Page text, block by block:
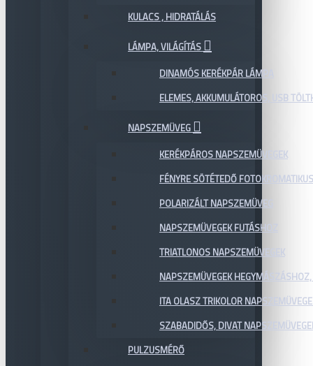
KULACS , HIDRATÁLÁS
LÁMPA, VILÁGÍTÁS
DINAMÓS KERÉKPÁR LÁMPA
ELEMES, AKKUMULÁTOROS, USB
NAPSZEMÜVEG
KERÉKPÁROS NAPSZEMÜVEGEK
FÉNYRE SÖTÉTEDŐ
POLARIZÁLT NAPSZEMÜVEG
NAPSZEMÜVEGEK FUTÁSHOZ
TRIATLONOS NAPSZEMÜVEGEK
NAPSZEMÜVEGEK
ITA OLASZ TRIKOLOR
SZABADIDŐS, DIVAT
PULZUSMÉRŐ